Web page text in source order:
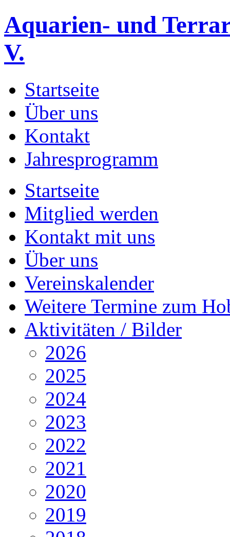
Aquarien- und
V.
Startseite
Über uns
Kontakt
Jahresprogramm
Startseite
Mitglied werden
Kontakt mit uns
Über uns
Vereinskalender
Weitere Termine zum
Aktivitäten / Bilder
2026
2025
2024
2023
2022
2021
2020
2019